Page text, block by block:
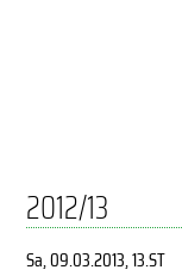
2012/13
Sa, 09.03.2013, 13.ST